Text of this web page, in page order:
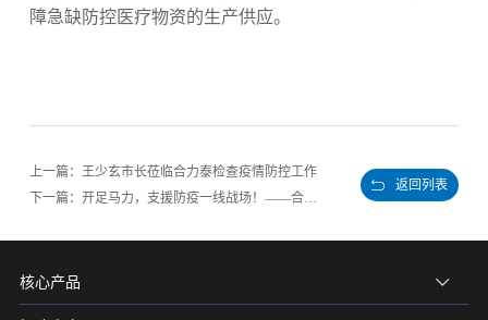
障急缺防控医疗物资的生产供应。
上一篇：王少玄市长莅临合力泰检查疫情防控工作
下一篇：开足马力，支援防疫一线战场！——合力泰紧急复工生产急缺防控医疗物资纪实
返回列表
核心产品